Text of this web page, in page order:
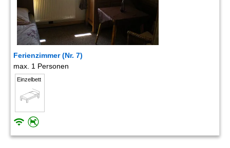
Ferienzimmer (Nr. 7)
max. 1 Personen
Einzelbett